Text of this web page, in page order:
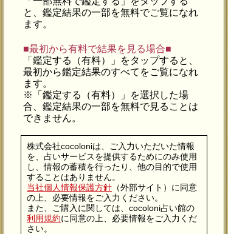
と、鑑定結果の一部を無料でご覧になれ
ます。
■最初から有料で結果を見る場合■
「鑑定する（有料）」をタップすると、
最初から鑑定結果のすべてをご覧になれ
ます。
※「鑑定する（有料）」を選択した場
合、鑑定結果の一部を無料で見ることは
できません。
株式会社cocoloniは、ご入力いただいた情報
を、占いサービスを提供するためにのみ使用
し、情報の蓄積を行ったり、他の目的で使用
することはありません。
当社個人情報保護方針（外部サイト）に同意
の上、必要情報をご入力ください。
また、ご購入に関しては、cocoloni占い館の
利用規約に同意の上、必要情報をご入力くだ
さい。